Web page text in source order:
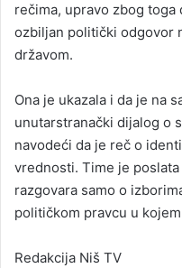
rečima, upravo zbog
ozbiljan politički odgovor
državom.
Ona je ukazala i da je na
unutarstranački dijalog o
navodeći da je reč o
vrednosti. Time je
razgovara samo o
političkom pravcu u
Redakcija Niš TV